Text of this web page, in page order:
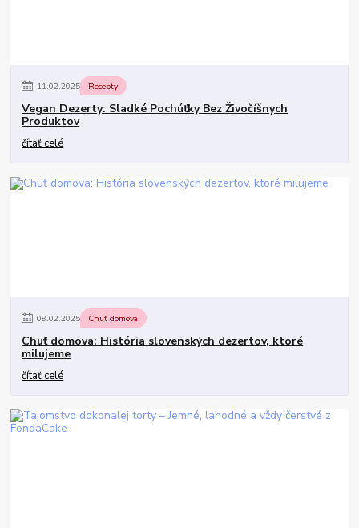
11.02.2025 Recepty
Vegan Dezerty: Sladké Pochúťky Bez Živočíšnych
Produktov
čítať celé
08.02.2025 Chuť domova
Chuť domova: História slovenských dezertov, ktoré
milujeme
čítať celé